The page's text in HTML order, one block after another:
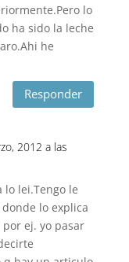
lo
ha sido la leche
he
Responder
2012 a las
lo lei.Tengo le
lo explica
ej. yo pasar